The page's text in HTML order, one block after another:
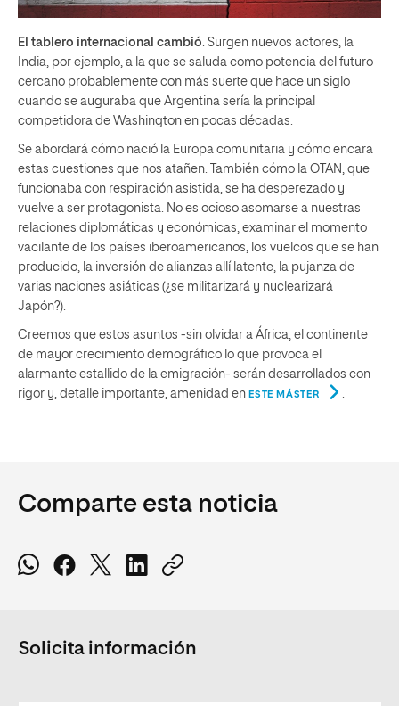
El tablero internacional cambió . Surgen nuevos actores, la
India, por ejemplo, a la que se saluda como potencia del futuro
cercano probablemente con más suerte que hace un siglo
cuando se auguraba que Argentina sería la principal
competidora de Washington en pocas décadas.
Se abordará cómo nació la Europa comunitaria y cómo encara
estas cuestiones que nos atañen. También cómo la OTAN, que
funcionaba con respiración asistida, se ha desperezado y
vuelve a ser protagonista. No es ocioso asomarse a nuestras
relaciones diplomáticas y económicas, examinar el momento
vacilante de los países iberoamericanos, los vuelcos que se han
producido, la inversión de alianzas allí latente, la pujanza de
varias naciones asiáticas (¿se militarizará y nuclearizará
Japón?).
Creemos que estos asuntos -sin olvidar a África, el continente
de mayor crecimiento demográfico lo que provoca el
alarmante estallido de la emigración- serán desarrollados con
rigor y, detalle importante, amenidad en ESTE MÁSTER
Comparte esta noticia
Solicita información